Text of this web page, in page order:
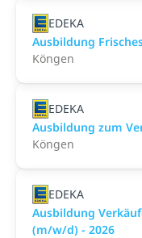
EDEKA
Ausbildung
Köngen
EDEKA
Ausbildung zum
Köngen
EDEKA
Ausbildung
(m/w/d) - 2026